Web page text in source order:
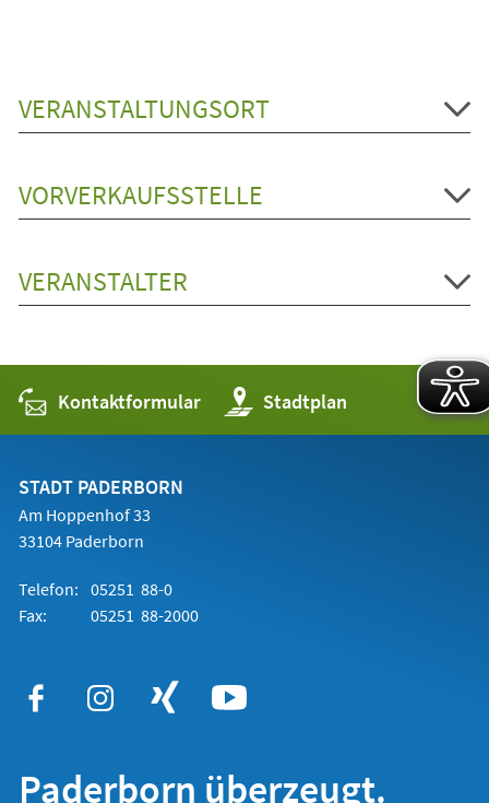
VERANSTALTUNGSORT
VORVERKAUFSSTELLE
VERANSTALTER
Kontaktformular Stadtplan
(Öffnet
in
einem
STADT PADERBORN
Am Hoppenhof 33
33104 Paderborn
Telefon: 05251 88-0
Fax:
05251 88-2000
Paderborn überzeugt.